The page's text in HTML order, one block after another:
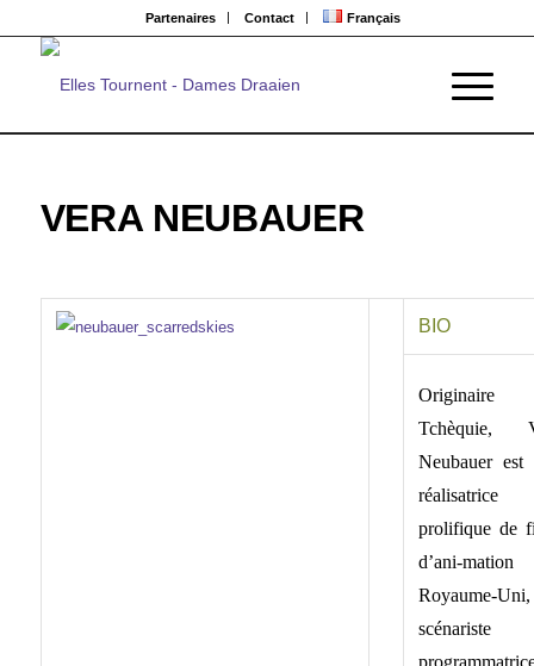
Partenaires Contact Français
VERA NEUBAUER
BIO
Originaire
Tchèquie,
Neubauer est
réalisatrice
prolifique de
d’ani-
Royaume-Uni,